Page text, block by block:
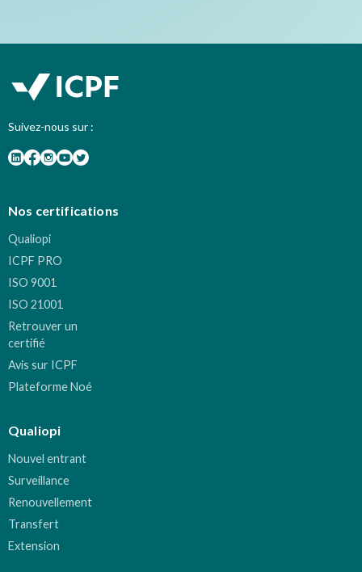
Suivez-nous sur :
Nos certifications
Qualiopi
ICPF PRO
ISO 9001
ISO 21001
Retrouver un
certifié
Avis sur ICPF
Plateforme Noé
Qualiopi
Nouvel entrant
Surveillance
Renouvellement
Transfert
Extension